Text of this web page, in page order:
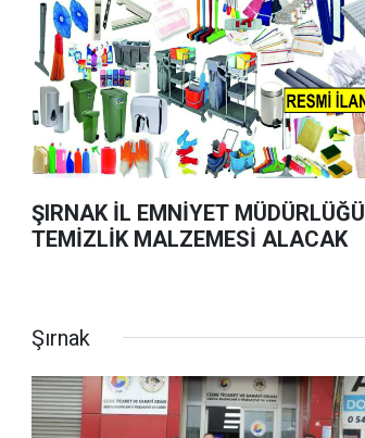
ŞIRNAK İL EMNİYET MÜDÜRLÜĞÜ
TEMİZLİK MALZEMESİ ALACAK
Şırnak